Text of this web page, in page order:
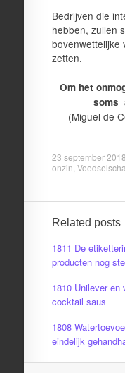
Bedrijven die
hebben, zullen
bovenwettelijke
zetten.
Om het
soms
(Miguel de
23 september 2018
onzin
Related posts
1811 De
producten nog
1810 Unilever en
cocktail saus
1808
eindelijk